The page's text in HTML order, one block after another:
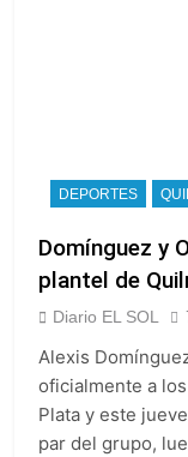
DEPORTES
Domínguez y
plantel de
Diario EL SOL
Alexis
oficialmente a
Plata y este
par del grupo,